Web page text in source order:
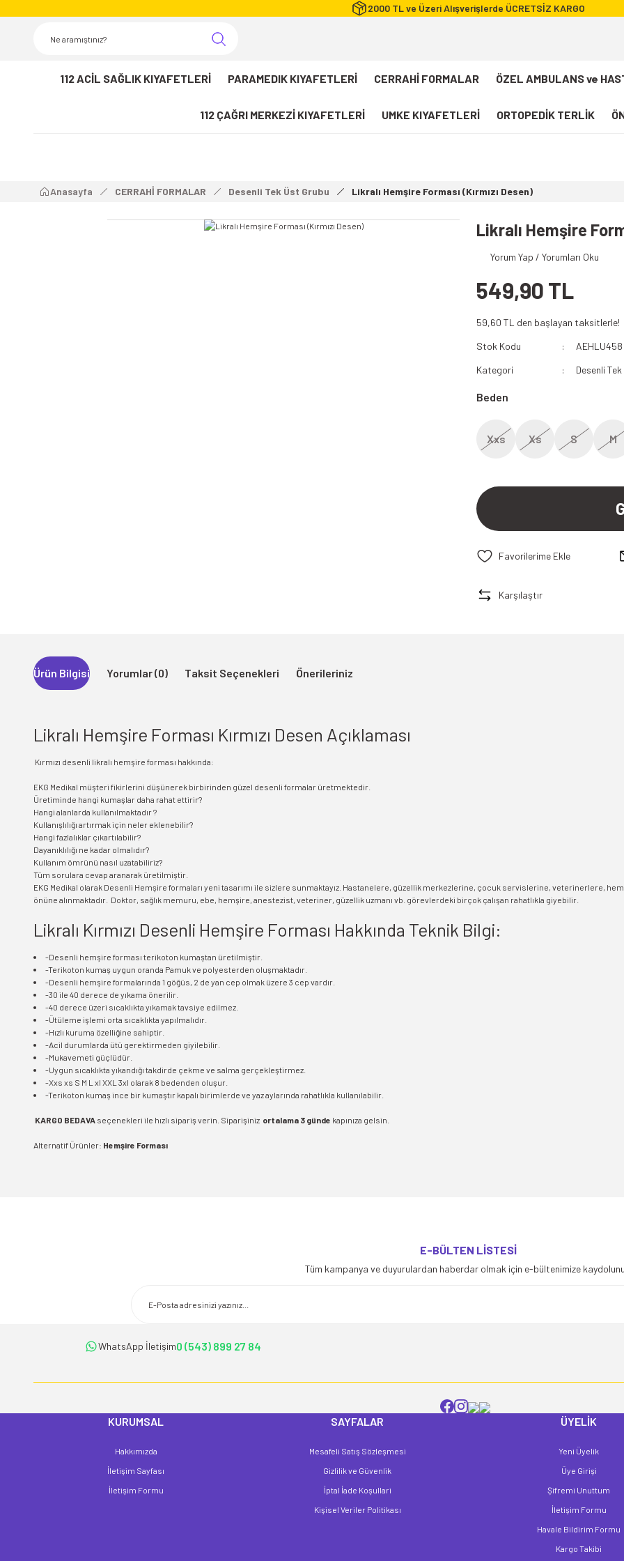
2000 TL ve Üzeri Alışverişlerde ÜCRETSİZ KARGO
112 ACİL SAĞLIK KIYAFETLERİ PARAMEDIK KIYAFETLERİ CERRAHİ FORMALAR ÖZEL AMBULANS ve
112 ÇAĞRI MERKEZİ KIYAFETLERİ UMKE KIYAFETLERİ ORTOPEDİK TERLİK
Paramedik T-shirt
112 Paramedik Yelek
112 Acil Sağlık Polar
Paramedik Swit
Anasayfa CERRAHİ FORMALAR Desenli Tek Üst Grubu Likralı Hemşire Forması (Kırmızı Desen)
Likralı Hemşire
Yorum Yap / Yorumları Oku
549,90 TL
59,60 TL den başlayan taksitlerle!
Stok Kodu
AEHLU458
Kategori
Desenli
Beden
Xxs Xs S M
Karşılaştır
Ürün Bilgisi Yorumlar (0) Taksit Seçenekleri Önerileriniz
Likralı Hemşire Forması Kırmızı Desen Açıklaması
Kırmızı desenli likralı hemşire forması hakkında:
EKG Medikal müşteri fikirlerini düşünerek birbirinden güzel desenli formalar üretmektedir.
Üretiminde hangi kumaşlar daha rahat ettirir?
Hangi alanlarda kullanılmaktadır ?
Kullanışlılığı artırmak için neler eklenebilir?
Hangi fazlalıklar çıkartılabilir?
Dayanıklılığı ne kadar olmalıdır?
Kullanım ömrünü nasıl uzatabiliriz?
Tüm sorulara cevap aranarak üretilmiştir.
EKG Medikal olarak Desenli Hemşire formaları yeni tasarımı ile sizlere sunmaktayız. Hastanelere, güzellik merkezlerine, çocuk servislerine, veterinerlere,
önüne alınmaktadır. Doktor, sağlık memuru, ebe, hemşire, anestezist, veteriner, güzellik uzmanı vb. görevlerdeki birçok çalışan rahatlıkla giyebilir.
Likralı Kırmızı Desenli Hemşire Forması Hakkında Teknik Bilgi:
-Desenli hemşire forması terikoton kumaştan üretilmiştir.
-Terikoton kumaş uygun oranda Pamuk ve polyesterden oluşmaktadır.
-Desenli hemşire formalarında 1 göğüs, 2 de yan cep olmak üzere 3 cep vardır.
-30 ile 40 derece de yıkama önerilir.
-40 derece üzeri sıcaklıkta yıkamak tavsiye edilmez.
-Ütüleme işlemi orta sıcaklıkta yapılmalıdır.
-Hızlı kuruma özelliğine sahiptir.
-Acil durumlarda ütü gerektirmeden giyilebilir.
-Mukavemeti güçlüdür.
-Uygun sıcaklıkta yıkandığı takdirde çekme ve salma gerçekleştirmez.
-Xxs xs S M L xl XXL 3xl olarak 8 bedenden oluşur.
-Terikoton kumaş ince bir kumaştır kapalı birimlerde ve yaz aylarında rahatlıkla kullanılabilir.
KARGO BEDAVA seçenekleri ile hızlı sipariş verin. Siparişiniz ortalama 3 günde kapınıza gelsin.
Alternatif Ürünler: Hemşire Forması
Ürün açıklamasında eksik bilgiler bulunuyor.
Ürün fiyatı diğer sitelerden daha pahalı.
E-BÜLTEN LİSTESİ
Tüm kampanya ve duyurulardan haberdar olmak için e-bültenimize
WhatsApp İletişim0 (543) 899 27 84
KURUMSAL
Hakkımızda
İletişim Sayfası
İletişim Formu
SAYFALAR
Mesafeli Satış Sözleşmesi
Gizlilik ve Güvenlik
İptal İade Koşullari
Kişisel Veriler Politikası
ÜYELİK
Yeni Üyelik
Üye Girişi
Şifremi Unuttum
İletişim Formu
Havale Bildirim Formu
Kargo Takibi